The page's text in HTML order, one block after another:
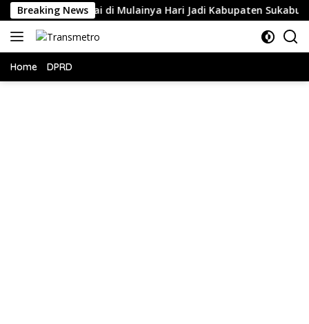
Langsung
ke
konten
Breaking News
Tandai di Mulainya Hari Jadi Kabupaten Sukabumi ke-156.
Home DPRD